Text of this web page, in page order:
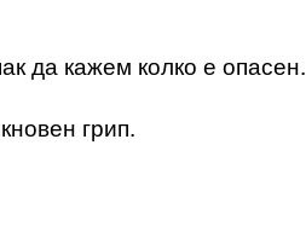
да кажем колко е опасен.
грип.